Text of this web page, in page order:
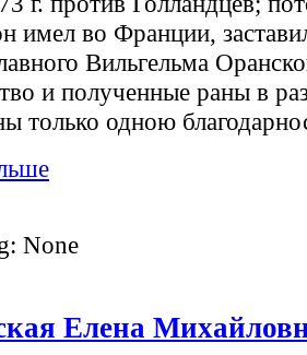
имел во Франции,
Вильгельма
и полученные раны в
только одною
None
Елена